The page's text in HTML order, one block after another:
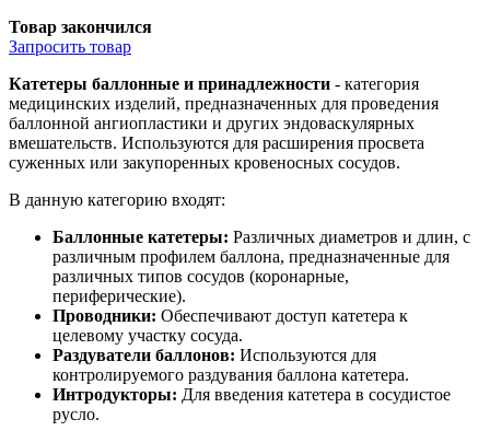
Товар закончился
Запросить товар
Катетеры баллонные и принадлежности - категория
медицинских изделий, предназначенных для проведения
баллонной ангиопластики и других эндоваскулярных
вмешательств. Используются для расширения просвета
суженных или закупоренных кровеносных сосудов.
В данную категорию входят:
Баллонные катетеры: Различных диаметров и длин, с
различным профилем баллона, предназначенные для
различных типов сосудов (коронарные,
периферические).
Проводники: Обеспечивают доступ катетера к
целевому участку сосуда.
Раздуватели баллонов: Используются для
контролируемого раздувания баллона катетера.
Интродукторы: Для введения катетера в сосудистое
русло.